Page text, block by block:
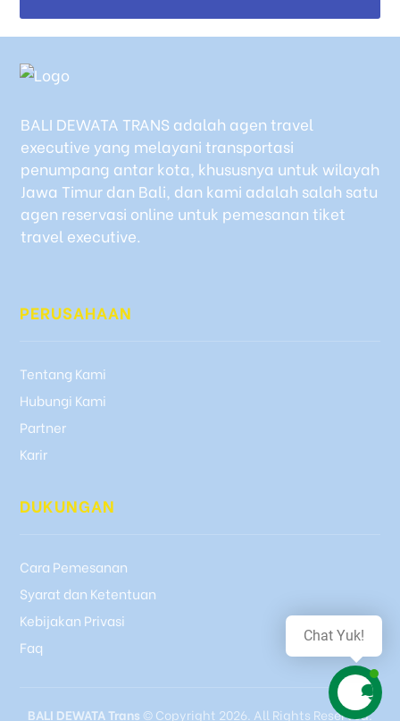
BALI DEWATA TRANS adalah agen travel
executive yang melayani transportasi
penumpang antar kota, khususnya untuk wilayah
Jawa Timur dan Bali, dan kami adalah salah satu
agen reservasi online untuk pemesanan tiket
travel executive.
PERUSAHAAN
Tentang Kami
Hubungi Kami
Partner
Karir
DUKUNGAN
Cara Pemesanan
Syarat dan Ketentuan
Kebijakan Privasi
Faq
BALI DEWATA Trans © Copyright 2026. All Rights Reserved.
Chat Yuk!